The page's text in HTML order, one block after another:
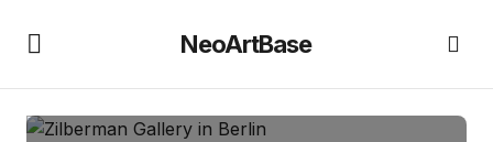
NeoArtBase